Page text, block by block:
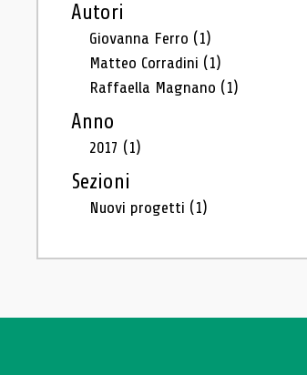
Autori
Giovanna Ferro (1)
Matteo Corradini (1)
Raffaella Magnano (1)
Anno
2017 (1)
Sezioni
Nuovi progetti (1)